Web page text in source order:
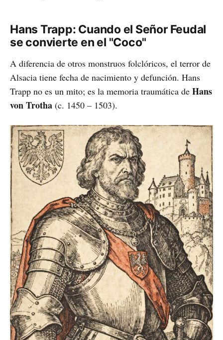
Hans Trapp: Cuando el Señor Feudal
se convierte en el "Coco"
A diferencia de otros monstruos folclóricos, el terror de
Alsacia tiene fecha de nacimiento y defunción. Hans
Trapp no es un mito; es la memoria traumática de Hans
von Trotha (c. 1450 – 1503).